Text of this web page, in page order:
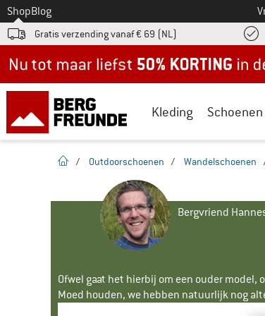
Naar
ShopBlog
Gratis verzending vanaf € 69 (NL)
Kleding Schoenen
Startpagina
/ Outdoorschoenen / Wandelschoenen
Bergvriend
Ofwel gaat het hierbij om een ouder
Moed houden, we hebben natuurlijk nog